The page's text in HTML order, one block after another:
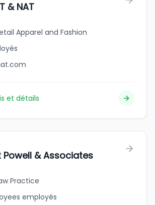
& NAT
Apparel and Fashion
et détails
Powell & Associates
Practice
employés